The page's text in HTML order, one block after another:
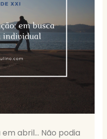
abril… Não podia